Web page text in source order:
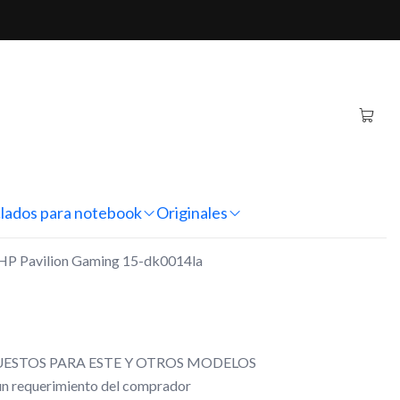
para notebook Originales
15-dk0014la
Notebook HP Pavilion
Pavilion Gaming 15-dk0014la
PARA ESTE Y OTROS MODELOS
requerimiento del comprador